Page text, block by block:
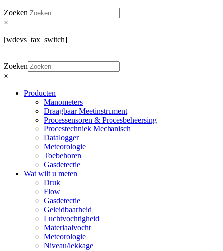
Zoeken
×
[wdevs_tax_switch]
Zoeken
×
Producten
Manometers
Draagbaar Meetinstrument
Processensoren & Procesbeheersing
Procestechniek Mechanisch
Datalogger
Meteorologie
Toebehoren
Gasdetectie
Wat wilt u meten
Druk
Flow
Gasdetectie
Geleidbaarheid
Luchtvochtigheid
Materiaalvocht
Meteorologie
Niveau/lekkage